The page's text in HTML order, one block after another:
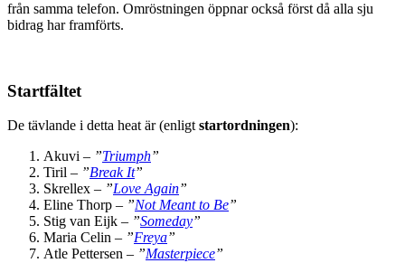
från samma telefon. Omröstningen öppnar också först då alla sju
bidrag har framförts.
Startfältet
De tävlande i detta heat är (enligt startordningen):
Akuvi – ”Triumph”
Tiril – ”Break It”
Skrellex – ”Love Again”
Eline Thorp – ”Not Meant to Be”
Stig van Eijk – ”Someday”
Maria Celin – ”Freya”
Atle Pettersen – ”Masterpiece”